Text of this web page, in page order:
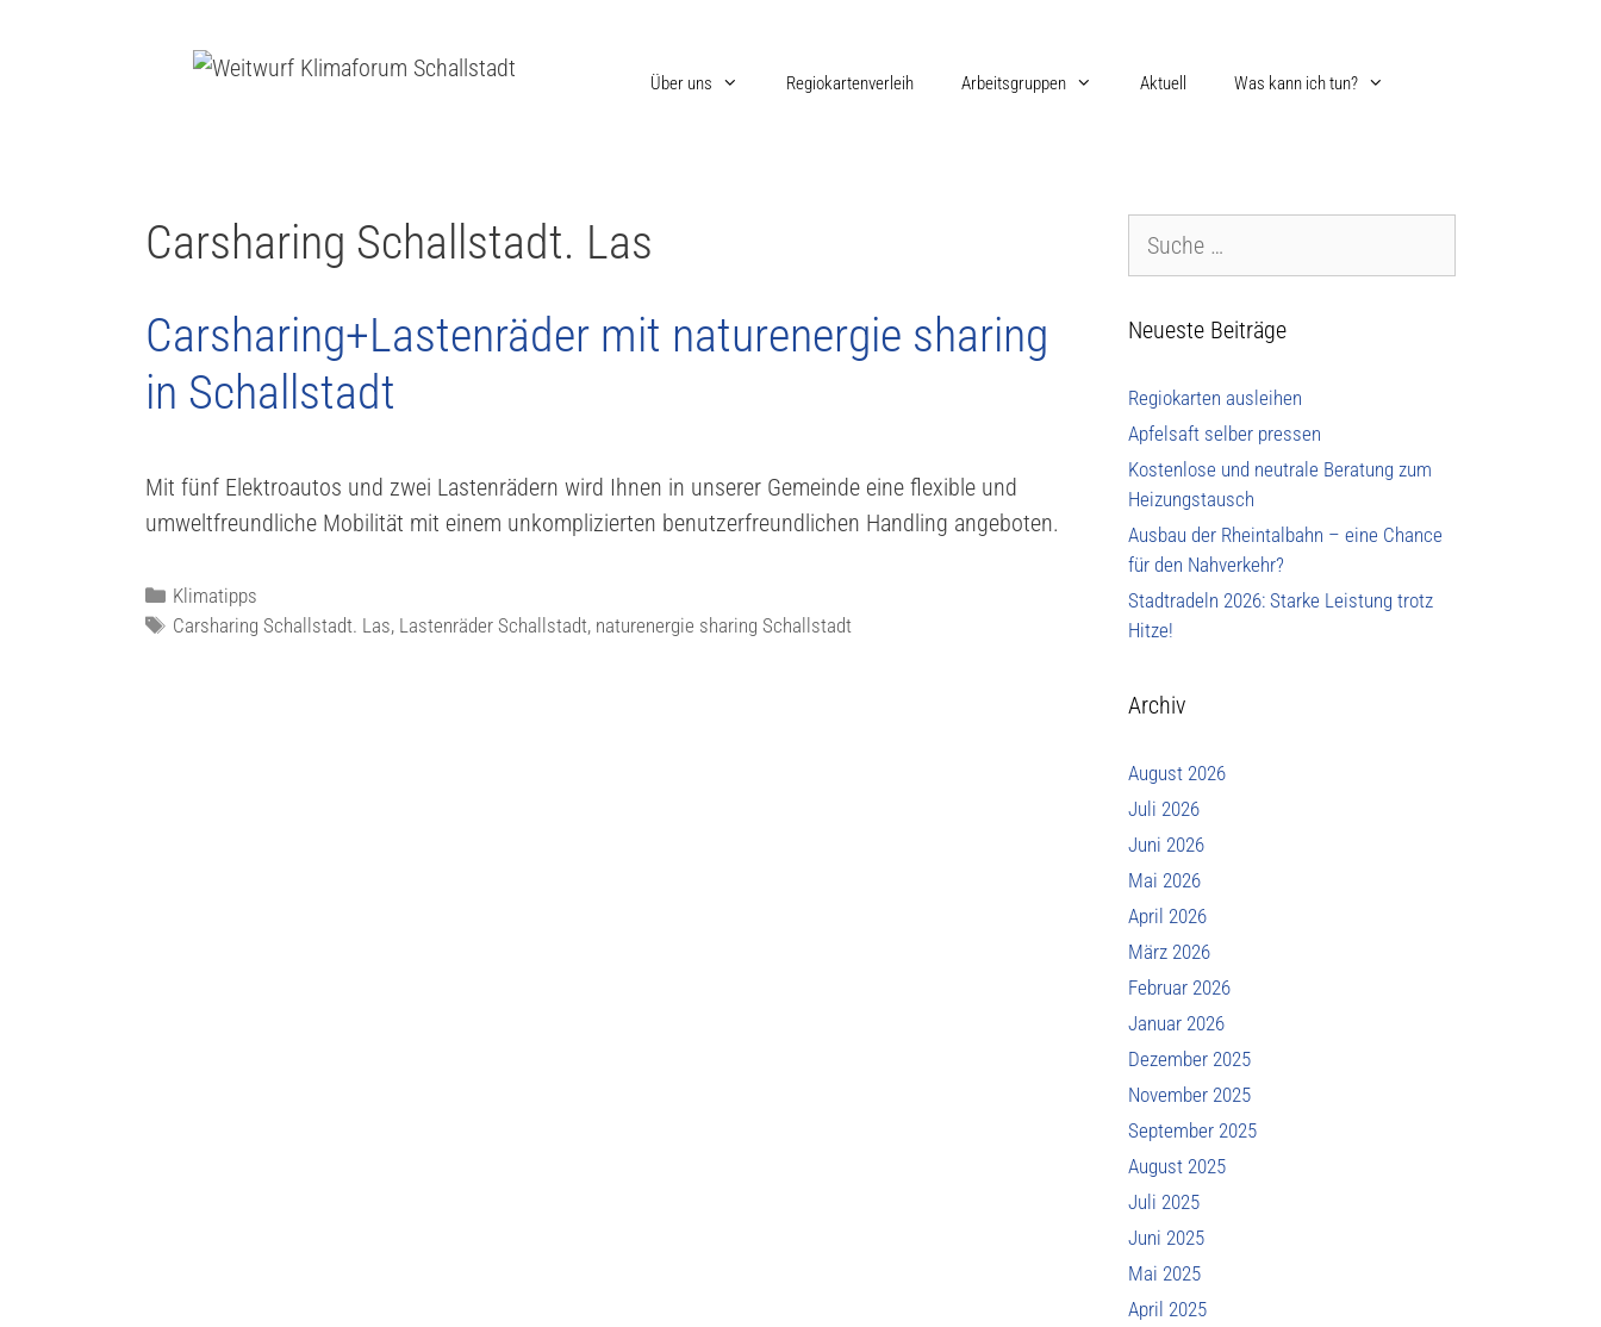
Über uns Regiokartenverleih Arbeitsgruppen Aktuell Was kann ich tun?
Carsharing Schallstadt. Las
Carsharing+Lastenräder mit naturenergie sharing
in Schallstadt
Mit fünf Elektroautos und zwei Lastenrädern wird Ihnen in unserer Gemeinde eine flexible und
umweltfreundliche Mobilität mit einem unkomplizierten benutzerfreundlichen Handling angeboten.
Klimatipps
Carsharing Schallstadt. Las, Lastenräder Schallstadt, naturenergie sharing Schallstadt
Neueste Beiträge
Regiokarten ausleihen
Apfelsaft selber pressen
Kostenlose und neutrale Beratung zum
Heizungstausch
Ausbau der Rheintalbahn – eine Chance
für den Nahverkehr?
Stadtradeln 2026: Starke Leistung trotz
Hitze!
Archiv
August 2026
Juli 2026
Juni 2026
Mai 2026
April 2026
März 2026
Februar 2026
Januar 2026
Dezember 2025
November 2025
September 2025
August 2025
Juli 2025
Juni 2025
Mai 2025
April 2025